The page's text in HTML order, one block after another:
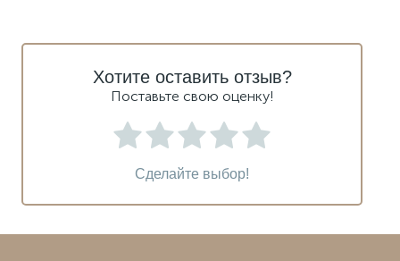
Хотите оставить отзыв?
Поставьте свою оценку!
Сделайте выбор!